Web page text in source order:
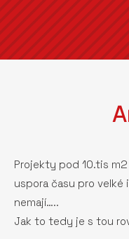
Projekty pod 10.tis
uspora času pro velké
nemají…..
Jak to tedy je s tou